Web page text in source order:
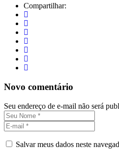
Compartilhar:
Novo comentário
Seu endereço de e-mail não será
Salvar meus dados neste